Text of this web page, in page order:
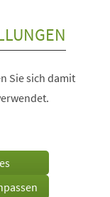
Sie sich damit